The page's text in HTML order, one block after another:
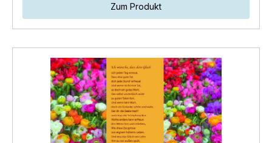
Zum Produkt